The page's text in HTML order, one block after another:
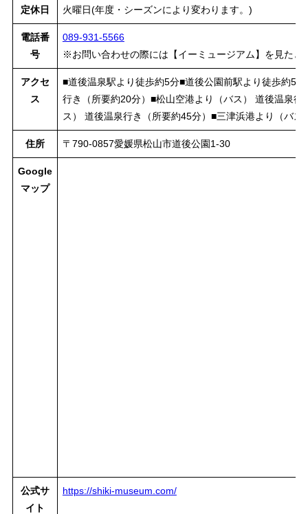
定休日 火曜日(年度・シーズンにより変わります。)
電話番
号
089-931-5566
※お問い合わせの際には【イーミュージアム】を見たと
アクセ
ス
■道後温泉駅より徒歩約5分■道後公園前駅より徒歩約5
行き（所要約20分）■松山空港より（バス） 道後温泉
ス） 道後温泉行き（所要約45分）■三津浜港より（バ
住所 〒790-0857愛媛県松山市道後公園1-30
Google
マップ
公式サ
イト
https://shiki-museum.com/